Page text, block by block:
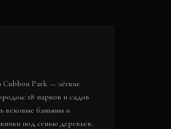
Cubbon Park — лёгкие
18 парков и садов
вековые баньяны и
под сенью деревьев.